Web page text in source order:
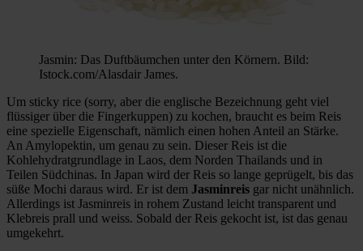
Jasmin: Das Duftbäumchen unter den Körnern. Bild:
Istock.com/Alasdair James.
Um sticky rice (sorry, aber die englische Bezeichnung geht viel
flüssiger über die Fingerkuppen) zu kochen, braucht es beim Reis
eine spezielle Eigenschaft, nämlich einen hohen Anteil an Stärke.
An Amylopektin, um genau zu sein. Dieser Reis ist die
Kohlehydratgrundlage in Laos, dem Norden Thailands und in
Teilen Südchinas. In Japan wird der Reis so lange geprügelt, bis das
süße Mochi daraus wird. Er ist dem Jasminreis gar nicht unähnlich.
Allerdings ist Jasminreis in rohem Zustand leicht transparent und
Klebreis prall und weiss. Sobald der Reis gekocht ist, ist das genau
umgekehrt.